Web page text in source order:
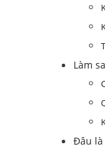
Làm
Đâu là